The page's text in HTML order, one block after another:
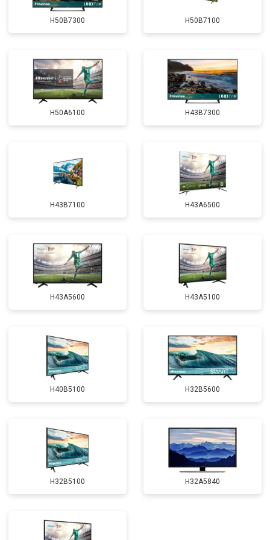
H50B7300 H50B7100
H50A6100 H43B7300
H43B7100 H43A6500
H43A5600 H43A5100
H40B5100 H32B5600
H32B5100 H32A5840